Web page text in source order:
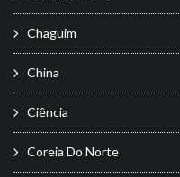
Chaguim
China
Ciência
Coreia Do Norte